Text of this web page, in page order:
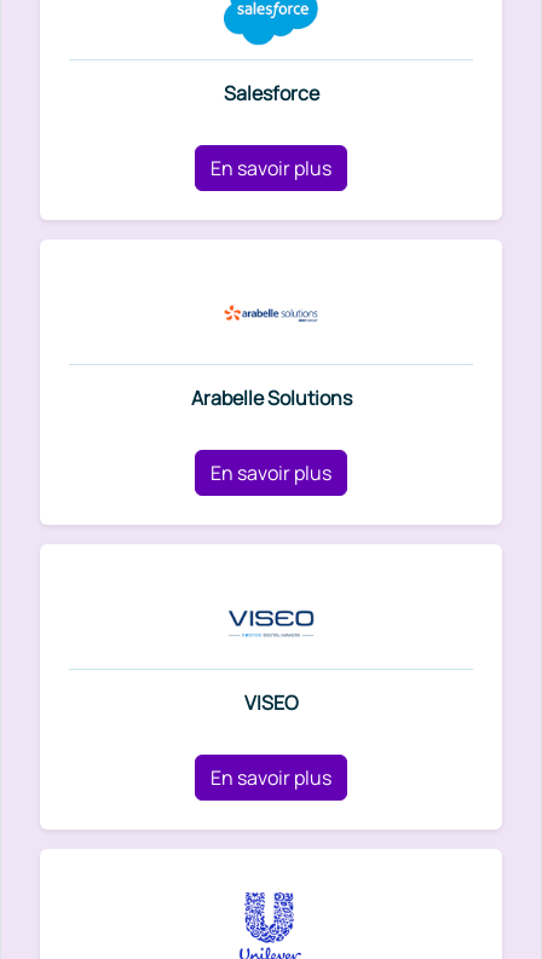
Salesforce
En savoir plus
Arabelle Solutions
En savoir plus
VISEO
En savoir plus